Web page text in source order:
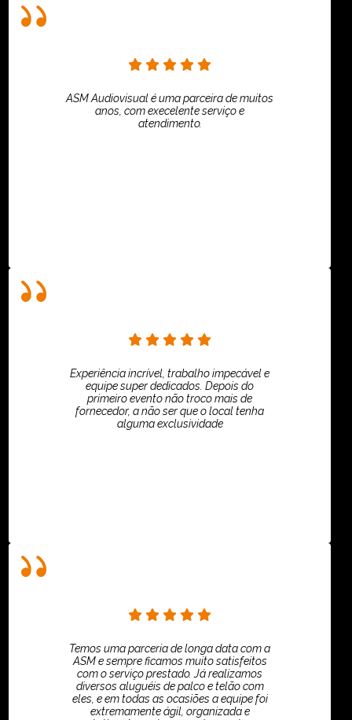
ASM Audiovisual é uma parceira de muitos
anos, com execelente serviço e
atendimento.
Experiência incrível, trabalho impecável e
equipe super dedicados. Depois do
primeiro evento não troco mais de
fornecedor, a não ser que o local tenha
alguma exclusividade
Temos uma parceria de longa data com a
ASM e sempre ficamos muito satisfeitos
com o serviço prestado. Já realizamos
diversos aluguéis de palco e telão com
eles, e em todas as ocasiões a equipe foi
extremamente ágil, organizada e